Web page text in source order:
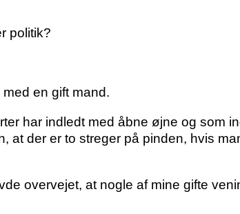
politik?
en gift mand.
har indledt med åbne øjne og som
der er to streger på pinden, hvis
overvejet, at nogle af mine gifte